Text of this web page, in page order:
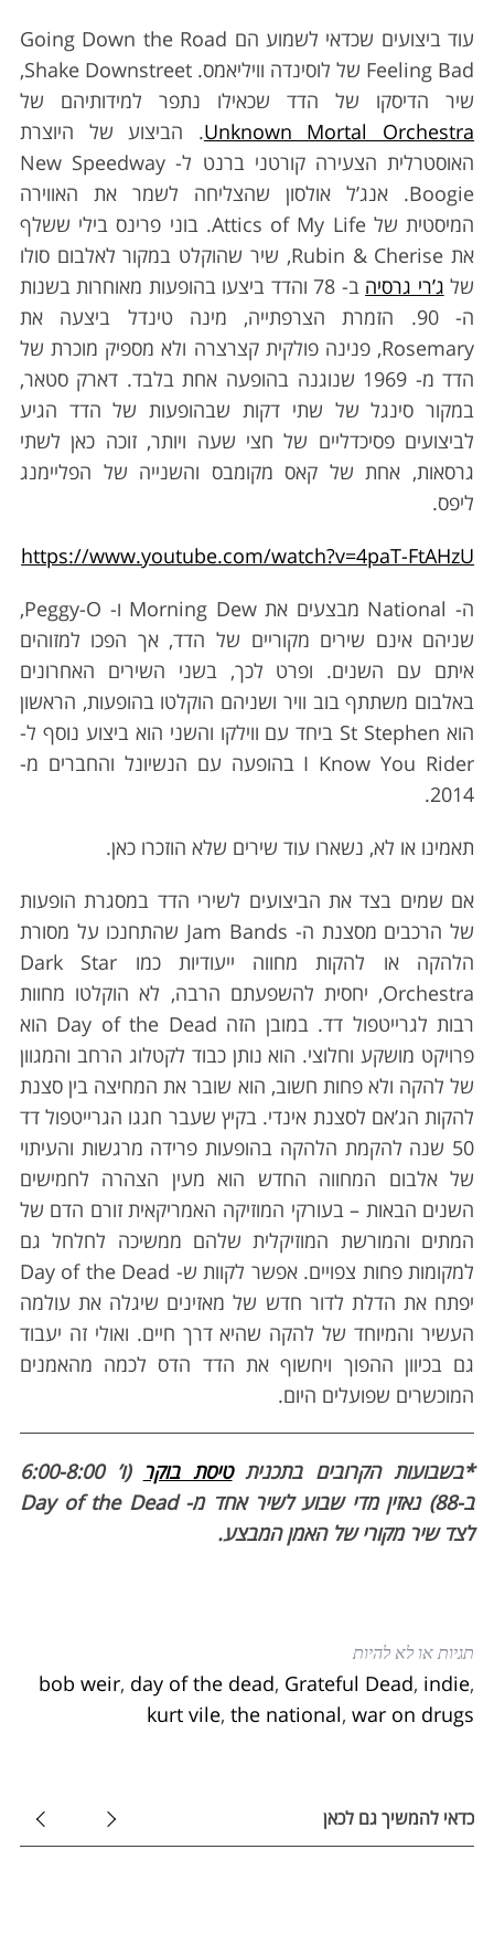
עוד ביצועים שכדאי לשמוע הם Going Down the Road
Feeling Bad של לוסינדה וויליאמס. Shake Downstreet,
שיר הדיסקו של הדד שכאילו נתפר למידותיהם של
Unknown Mortal Orchestra. הביצוע של היוצרת
האוסטרלית הצעירה קורטני ברנט ל- New Speedway
Boogie. אנג’ל אולסון שהצליחה לשמר את האווירה
המיסטית של Attics of My Life. בוני פרינס בילי ששלף
את Rubin & Cherise, שיר שהוקלט במקור לאלבום סולו
של ג’רי גרסיה
ב- 78 והדד ביצעו בהופעות מאוחרות בשנות
ה- 90. הזמרת הצרפתייה, מינה טינדל ביצעה את
Rosemary, פנינה פולקית קצרצרה ולא מספיק מוכרת של
הדד מ- 1969 שנוגנה בהופעה אחת בלבד. דארק סטאר,
במקור סינגל של שתי דקות שבהופעות של הדד הגיע
לביצועים פסיכדליים של חצי שעה ויותר, זוכה כאן לשתי
גרסאות, אחת של קאס מקומבס והשנייה של הפליימנג
ליפס.
https://www.youtube.com/watch?v=4paT-FtAHzU
ה- National מבצעים את Morning Dew ו- Peggy-O,
שניהם אינם שירים מקוריים של הדד, אך הפכו למזוהים
איתם עם השנים. ופרט לכך, בשני השירים האחרונים
באלבום משתתף בוב וויר ושניהם הוקלטו בהופעות, הראשון
הוא St Stephen ביחד עם ווילקו והשני הוא ביצוע נוסף ל-
I Know You Rider בהופעה עם הנשיונל והחברים מ-
2014.
תאמינו או לא, נשארו עוד שירים שלא הוזכרו כאן.
אם שמים בצד את הביצועים לשירי הדד במסגרת הופעות
של הרכבים מסצנת ה- Jam Bands שהתחנכו על מסורת
הלהקה או להקות מחווה ייעודיות כמו Dark Star
Orchestra, יחסית להשפעתם הרבה, לא הוקלטו מחוות
רבות לגרייטפול דד. במובן הזה Day of the Dead הוא
פרויקט מושקע וחלוצי. הוא נותן כבוד לקטלוג הרחב והמגוון
של להקה ולא פחות חשוב, הוא שובר את המחיצה בין סצנת
להקות הג’אם לסצנת אינדי. בקיץ שעבר חגגו הגרייטפול דד
50 שנה להקמת הלהקה בהופעות פרידה מרגשות והעיתוי
של אלבום המחווה החדש הוא מעין הצהרה לחמישים
השנים הבאות – בעורקי המוזיקה האמריקאית זורם הדם של
המתים והמורשת המוזיקלית שלהם ממשיכה לחלחל גם
למקומות פחות צפויים. אפשר לקוות ש- Day of the Dead
יפתח את הדלת לדור חדש של מאזינים שיגלה את עולמה
העשיר והמיוחד של להקה שהיא דרך חיים. ואולי זה יעבוד
גם בכיוון ההפוך ויחשוף את הדד הדס לכמה מהאמנים
המוכשרים שפועלים היום.
*בשבועות הקרובים בתכניתטיסת בוקר
(ו’ 6:00-8:00
ב-88) נאזין מדי שבוע לשיר אחד מ- Day of the Dead
לצד שיר מקורי של האמן המבצע.
תגיות או לא להיות
bob weir, day of the dead, Grateful Dead, indie,
kurt vile,the national,war on drugs
כדאי להמשיך גם לכאן